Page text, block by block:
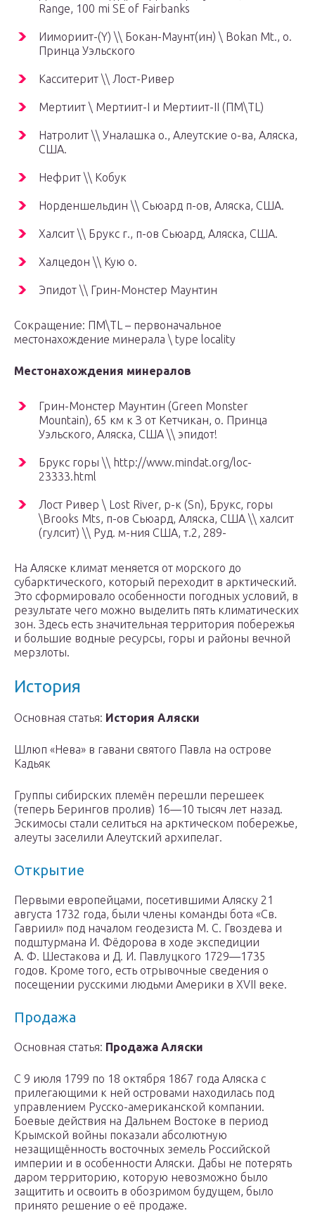
Range, 100 mi SE of Fairbanks
Иимориит-(Y) \\ Бокан-Маунт(ин) \ Bokan Mt., о.
Принца Уэльского
Касситерит \\ Лост-Ривер
Мертиит \ Мертиит-I и Мертиит-II (ПМ\TL)
Натролит \\ Уналашка о., Алеутские о-ва, Аляска,
США.
Нефрит \\ Кобук
Норденшельдин \\ Сьюард п-ов, Аляска, США.
Халсит \\ Брукс г., п-ов Сьюард, Аляска, США.
Халцедон \\ Кую о.
Эпидот \\ Грин-Монстер Маунтин
Сокращение: ПМ\TL – первоначальное
местонахождение минерала \ type locality
Местонахождения минералов
Грин-Монстер Маунтин (Green Monster
Mountain), 65 км к З от Кетчикан, о. Принца
Уэльского, Аляска, США \\ эпидот!
Брукс горы \\ http://www.mindat.org/loc-
23333.html
Лост Ривер \ Lost River, р-к (Sn), Брукс, горы
\Brooks Mts, п-ов Сьюард, Аляска, США \\ халсит
(гулсит) \\ Руд. м-ния США, т.2, 289-
На Аляске климат меняется от морского до
субарктического, который переходит в арктический.
Это сформировало особенности погодных условий, в
результате чего можно выделить пять климатических
зон. Здесь есть значительная территория побережья
и большие водные ресурсы, горы и районы вечной
мерзлоты.
История
Основная статья: История Аляски
Шлюп «Нева» в гавани святого Павла на острове
Кадьяк
Группы сибирских племён перешли перешеек
(теперь Берингов пролив) 16—10 тысяч лет назад.
Эскимосы стали селиться на арктическом побережье,
алеуты заселили Алеутский архипелаг.
Открытие
Первыми европейцами, посетившими Аляску 21
августа 1732 года, были члены команды бота «Св.
Гавриил» под началом геодезиста М. С. Гвоздева и
подштурмана И. Фёдорова в ходе экспедиции
А. Ф. Шестакова и Д. И. Павлуцкого 1729—1735
годов. Кроме того, есть отрывочные сведения о
посещении русскими людьми Америки в XVII веке.
Продажа
Основная статья: Продажа Аляски
C 9 июля 1799 по 18 октября 1867 года Аляска с
прилегающими к ней островами находилась под
управлением Русско-американской компании.
Боевые действия на Дальнем Востоке в период
Крымской войны показали абсолютную
незащищённость восточных земель Российской
империи и в особенности Аляски. Дабы не потерять
даром территорию, которую невозможно было
защитить и освоить в обозримом будущем, было
принято решение о её продаже.